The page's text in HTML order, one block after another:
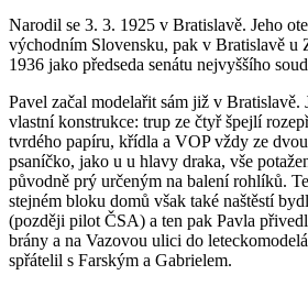
Narodil se 3. 3. 1925 v Bratislavě. Jeho
východním Slovensku, pak v Bratislavě u
1936 jako předseda senátu nejvyššího
Pavel začal modelařit sám již v Bratislavě.
vlastní konstrukce: trup ze čtyř špejlí
tvrdého papíru, křídla a VOP vždy ze
psaníčko, jako u u hlavy draka, vše
původně prý určeným na balení rohlíků.
stejném bloku domů však také naštěstí
(později pilot ČSA) a ten pak Pavla
brány a na Vazovou ulici do
spřátelil s Farským a Gabrielem.